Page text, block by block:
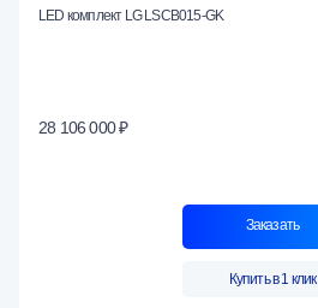
LED комплект LG LSCB015-GK
28 106 000 ₽
Заказать
Купить в 1 клик